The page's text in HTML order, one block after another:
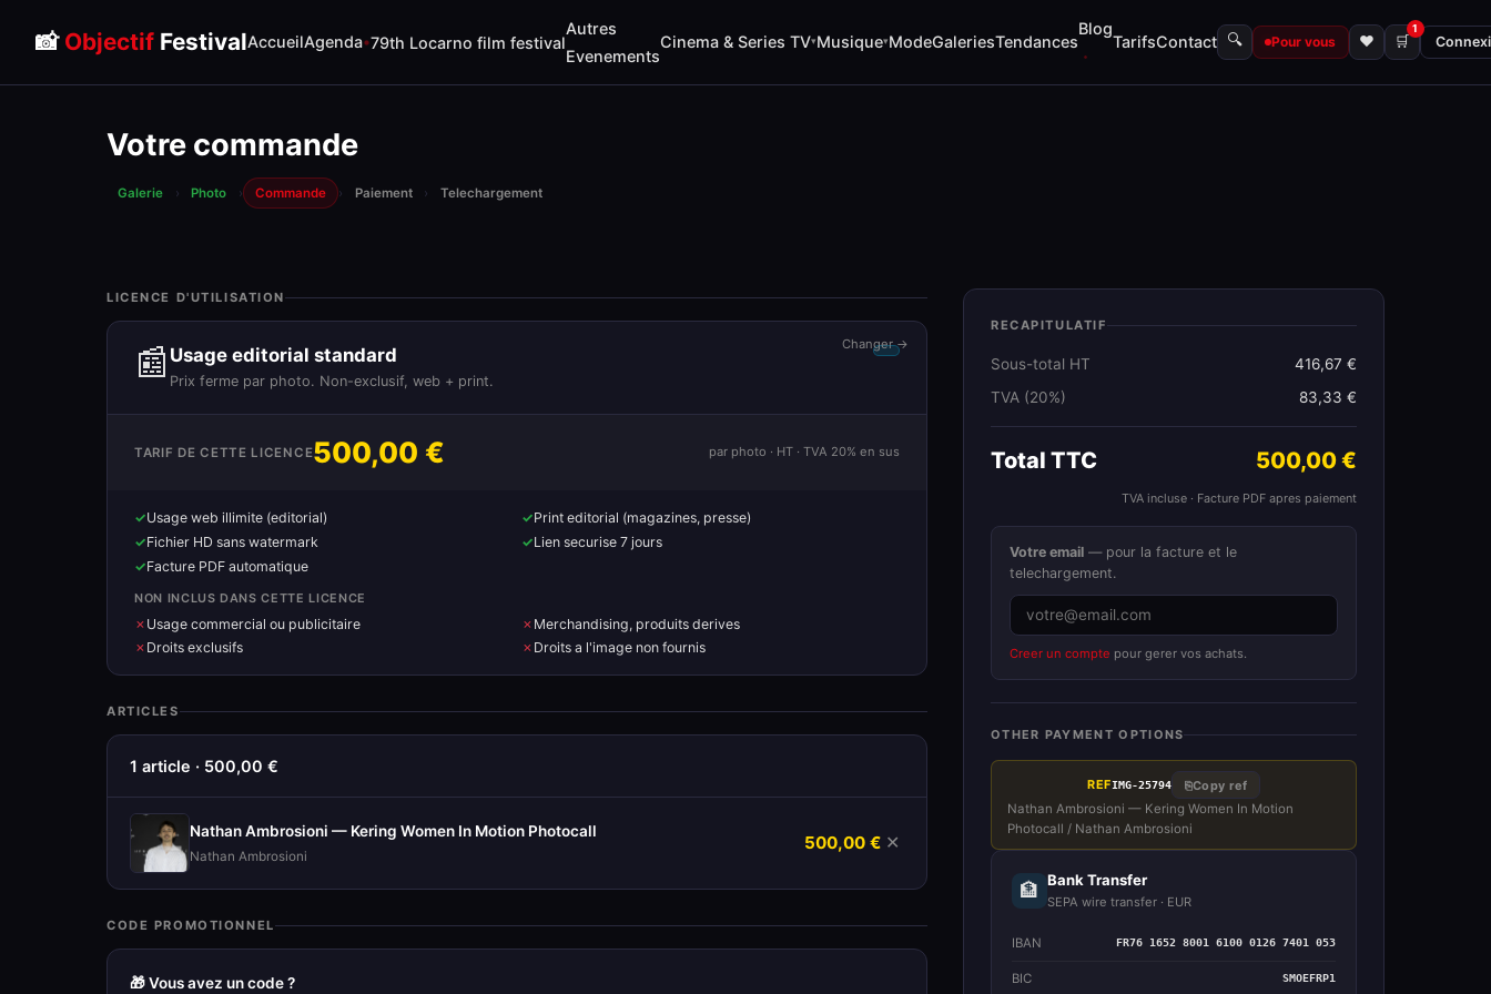
📸 Objectif FestivalAccueilAgenda 79th Locarno film festival
Autres
Evenements
Cinema & Series TV▾Musique▾ModeGaleriesTendances
Blog
TarifsContact 🔍 Pour vous ♥ 🛒
1
Votre commande
Galerie › Photo › Commande › Paiement › Telechargement
LICENCE D'UTILISATION
📰 Usage editorial standard
Prix ferme par photo. Non-exclusif, web + print.
Changer →
TARIF DE CETTE LICENCE500,00 € par photo · HT · TVA 20% en sus
Usage web illimite (editorial)
Print editorial (magazines, presse)
Fichier HD sans watermark
Lien securise 7 jours
Facture PDF automatique
NON INCLUS DANS CETTE LICENCE
Usage commercial ou publicitaire
Merchandising, produits derives
Droits exclusifs
Droits a l'image non fournis
ARTICLES
1 article · 500,00 €
Nathan Ambrosioni — Kering Women In Motion Photocall
Nathan Ambrosioni
500,00 € ✕
CODE PROMOTIONNEL
🎁 Vous avez un code ?
RECAPITULATIF
Sous-total HT
416,67 €
TVA (20%)
83,33 €
Total TTC 500,00 €
TVA incluse · Facture PDF apres paiement
Votre email — pour la facture et le
telechargement.
Creer un compte pour gerer vos achats.
OTHER PAYMENT OPTIONS
REFIMG-25794 ⎘Copy ref
Nathan Ambrosioni — Kering Women In Motion
Photocall / Nathan Ambrosioni
🏦 Bank Transfer
SEPA wire transfer · EUR
IBAN FR76 1652 8001 6100 0126 7401 053
BIC SMOEFRP1